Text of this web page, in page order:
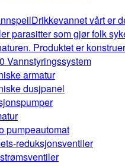
Drikkevannet vårt er
parasitter som gjør folk
Produktet er
Vannstyringssystem
armatur
dusjpanel
pumpeautomat
reduksjonsventiler